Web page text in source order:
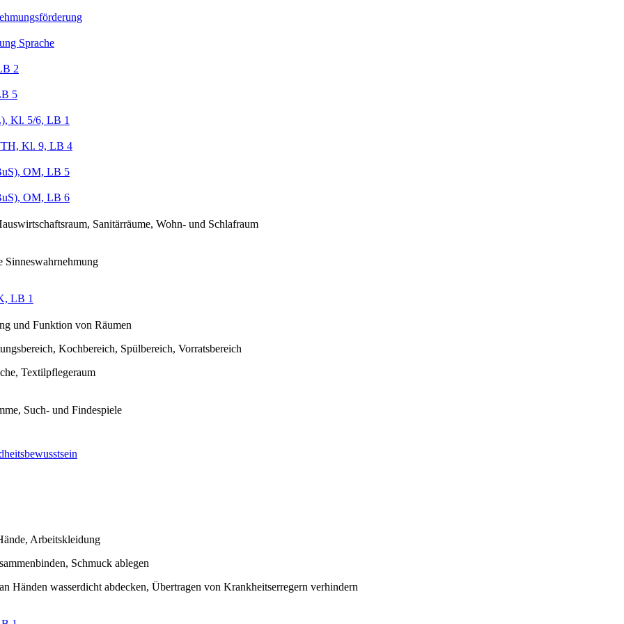
Sprache
2
5
Kl. 5/6, LB 1
Kl. 9, LB 4
OM, LB 5
OM, LB 6
Sanitärräume, Wohn- und Schlafraum
Sinneswahrnehmung
LB 1
und Funktion von Räumen
Kochbereich, Spülbereich, Vorratsbereich
Textilpflegeraum
Such- und Findespiele
Arbeitskleidung
Schmuck ablegen
Händen wasserdicht abdecken, Übertragen von Krankheitserregern verhindern